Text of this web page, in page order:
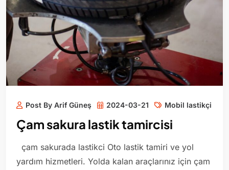
Post By Arif Güneş 2024-03-21 Mobil lastikçi
Çam sakura lastik tamircisi
çam sakurada lastikci Oto lastik tamiri ve yol
yardım hizmetleri. Yolda kalan araçlarınız için çam